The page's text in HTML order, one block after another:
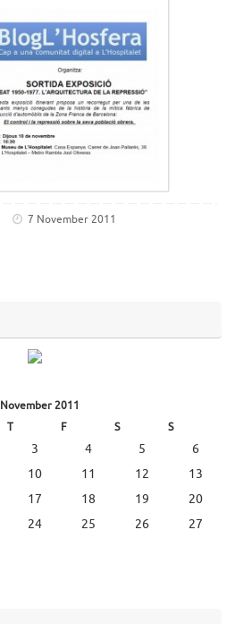
7 November 2011
November 2011
T F S S
3 4 5
6
10 11 12
13
17 18 19
20
24 25 26
27